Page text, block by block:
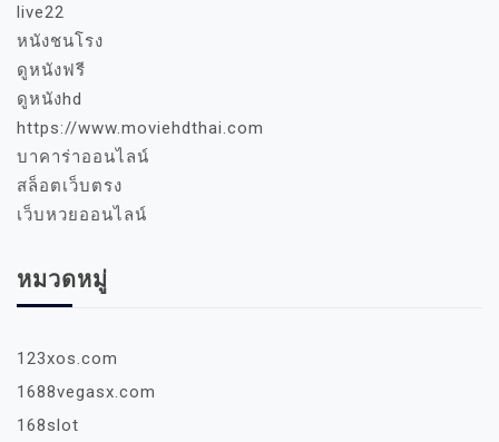
live22
หนังชนโรง
ดูหนังฟรี
ดูหนังhd
https://www.moviehdthai.com
บาคาร่าออนไลน์
สล็อตเว็บตรง
เว็บหวยออนไลน์
หมวดหมู่
123xos.com
1688vegasx.com
168slot